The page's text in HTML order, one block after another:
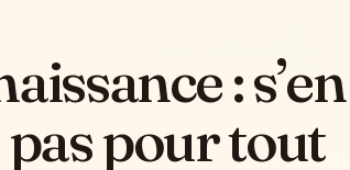
: s’en
pour tout